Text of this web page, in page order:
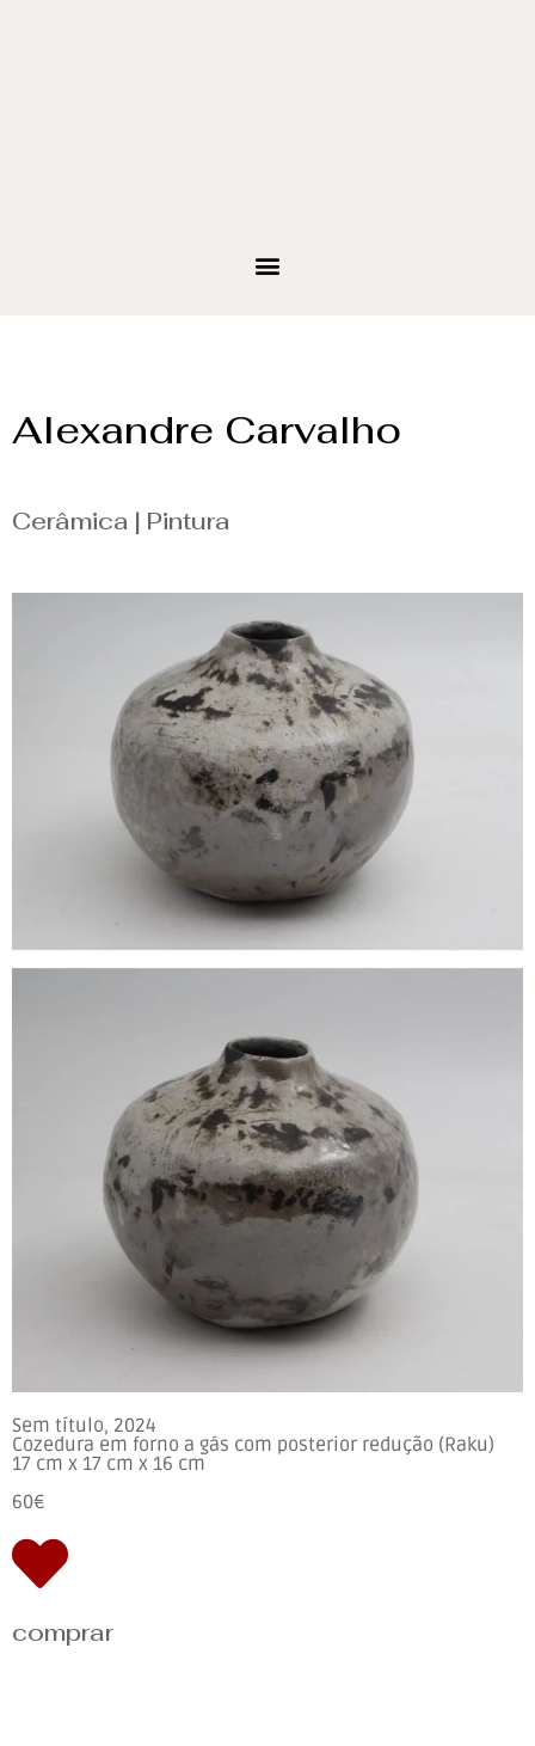
Alexandre Carvalho
Cerâmica | Pintura
Sem título, 2024
Cozedura em forno a gás com posterior redução (Raku)
17 cm x 17 cm x 16 cm
60€
comprar